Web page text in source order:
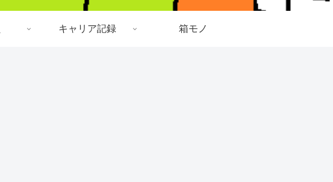
キャリア記録 箱モノ